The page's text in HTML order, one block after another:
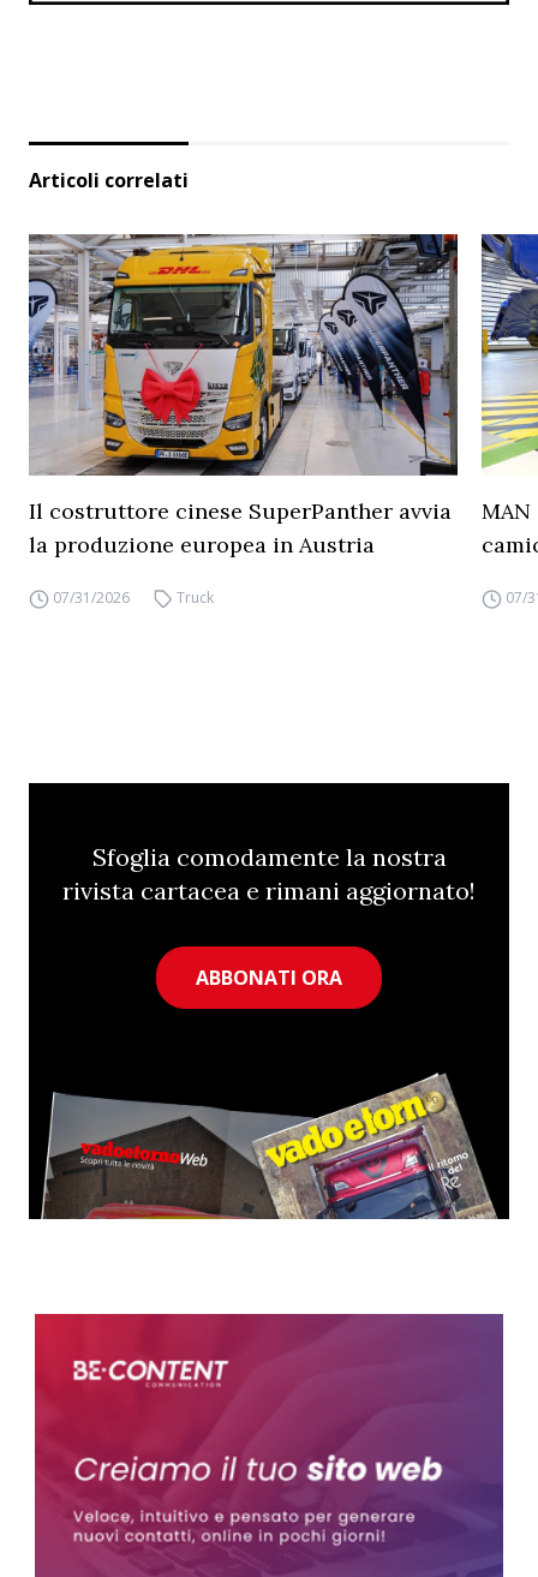
Articoli correlati
Il costruttore cinese SuperPanther avvia
la produzione europea in Austria
07/31/2026 Truck 07/
Sfoglia comodamente la nostra
rivista cartacea e rimani aggiornato!
ABBONATI ORA